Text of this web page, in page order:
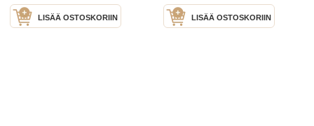
LISÄÄ OSTOSKORIIN LISÄÄ OSTOSKORIIN